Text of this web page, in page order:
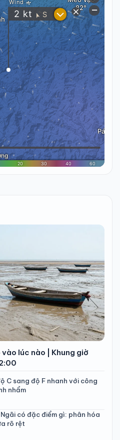
lúc nào | Khung giờ
C sang độ F nhanh với công
nhẩm
có đặc điểm gì: phân hóa
rõ rệt